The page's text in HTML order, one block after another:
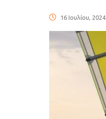
16 Ιουλίου, 2024